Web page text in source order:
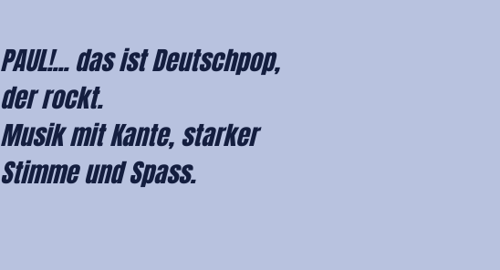
PAUL!... das ist Deutschpop,
der rockt.
Musik mit Kante, starker
Stimme und Spass.